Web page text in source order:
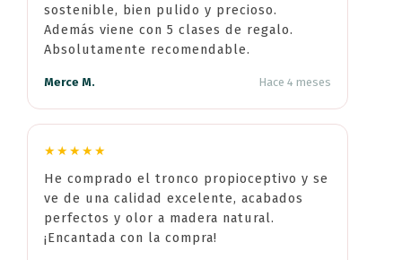
sostenible, bien pulido y precioso.
Además viene con 5 clases de regalo.
Absolutamente recomendable.
Merce M. Hace 4 meses
★★★★★
He comprado el tronco propioceptivo y se
ve de una calidad excelente, acabados
perfectos y olor a madera natural.
¡Encantada con la compra!